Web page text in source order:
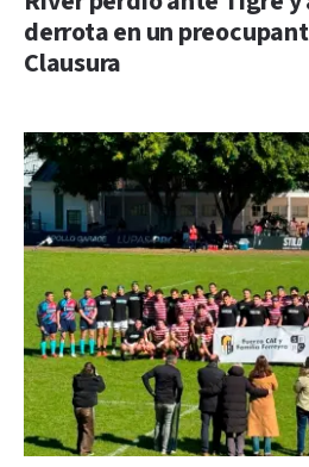
derrota en un
Clausura